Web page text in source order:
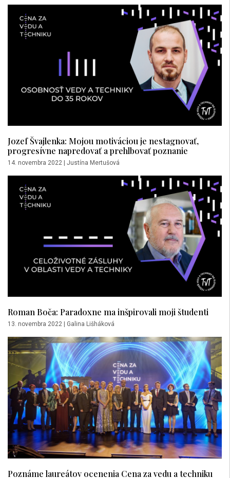
Jozef Švajlenka: Mojou motiváciou je nestagnovať,
progresívne napredovať a prehlbovať poznanie
14. novembra 2022 Justína Mertušová
Roman Boča: Paradoxne ma inšpirovali moji študenti
13. novembra 2022 Galina Lišháková
Poznáme laureátov ocenenia Cena za vedu a techniku